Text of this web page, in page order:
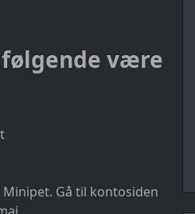
være
Minipet. Gå til kontosiden